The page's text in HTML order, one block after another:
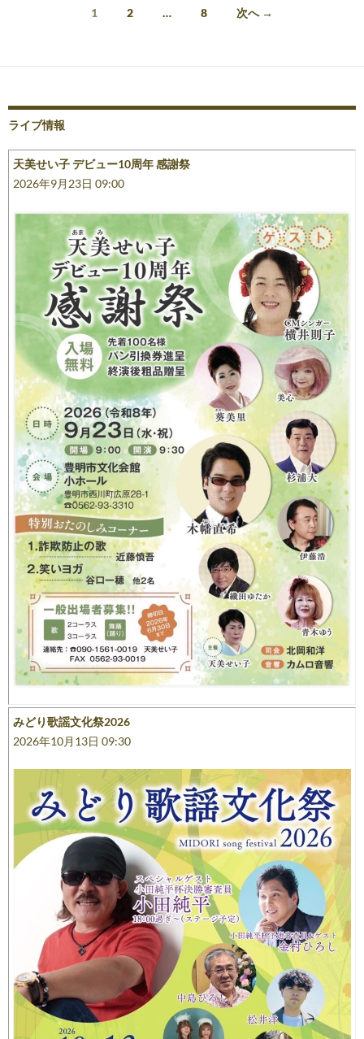
ナ
ゲ
ー
シ
ョ
ン
1 2 … 8 次へ →
ライブ情報
天美せい子 デビュー10周年 感謝祭
2026年9月23日 09:00
みどり歌謡文化祭2026
2026年10月13日 09:30